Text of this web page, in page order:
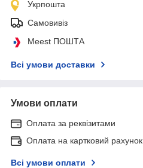
Укрпошта
Самовивіз
Meest ПОШТА
Всі умови доставки
Умови оплати
Оплата за реквізитами
Оплата на картковий рахунок
Всі умови оплати